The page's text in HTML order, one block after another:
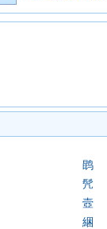
鹍
髠
壼
綑